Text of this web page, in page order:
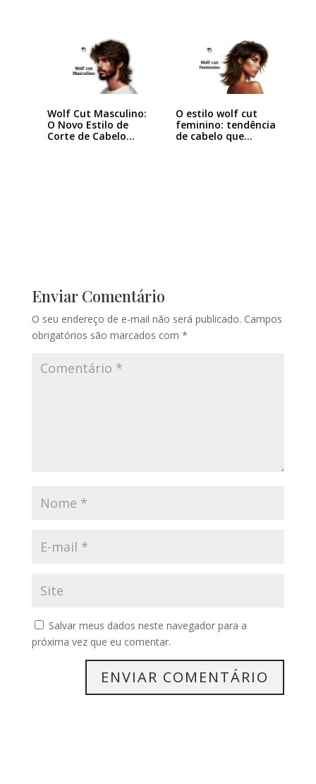
Wolf Cut Masculino:
O Novo Estilo de
Corte de Cabelo…
O estilo wolf cut
feminino: tendência
de cabelo que…
Enviar Comentário
O seu endereço de e-mail não será publicado. Campos
obrigatórios são marcados com *
Salvar meus dados neste navegador para a
próxima vez que eu comentar.